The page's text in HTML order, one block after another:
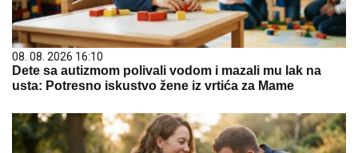
08. 08. 2026 16:10
Dete sa autizmom polivali vodom i mazali mu lak na
usta: Potresno iskustvo žene iz vrtića za Mame